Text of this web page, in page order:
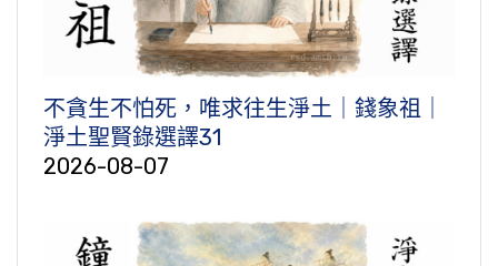
不貪生不怕死，唯求往生淨土｜錢象祖｜
淨土聖賢錄選譯31
2026-08-07